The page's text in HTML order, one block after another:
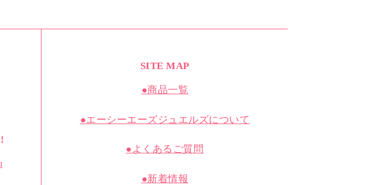
SITE MAP
●商品一覧
●エーシーエーズジュエルズについて
●よくあるご質問
●新着情報